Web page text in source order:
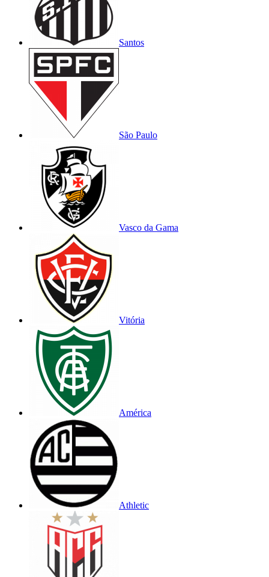
Santos
São Paulo
Vasco da Gama
Vitória
América
Athletic